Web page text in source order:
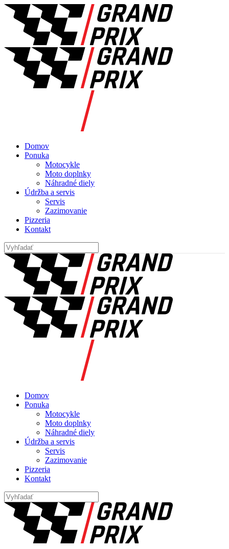
Domov
Ponuka
Motocykle
Moto doplnky
Náhradné diely
Údržba a servis
Servis
Zazimovanie
Pizzeria
Kontakt
Domov
Ponuka
Motocykle
Moto doplnky
Náhradné diely
Údržba a servis
Servis
Zazimovanie
Pizzeria
Kontakt